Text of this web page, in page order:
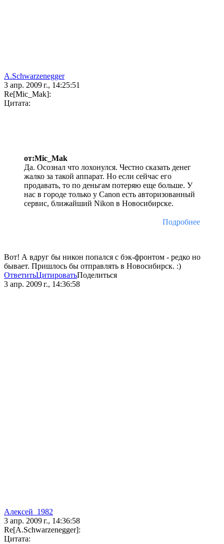
A.Schwarzenegger
3 апр. 2009 г., 14:25:51
Re[Mic_Mak]:
Цитата:
от:Mic_Mak
Да. Осознал что лохонулся. Честно сказать денег
жалко за такой аппарат. Но если сейчас его
продавать, то по деньгам потеряю еще больше. У
нас в городе только у Canon есть авторизованный
сервис, ближайший Nikon в Новосибирске.
Подробнее
Вот! А вдруг бы никон попался с бэк-фронтом - редко но
бывает. Пришлось бы отправлять в Новосибирск. :)
ОтветитьЦитироватьПоделиться
3 апр. 2009 г., 14:36:58
Алексей_1982
3 апр. 2009 г., 14:36:58
Re[A.Schwarzenegger]:
Цитата: